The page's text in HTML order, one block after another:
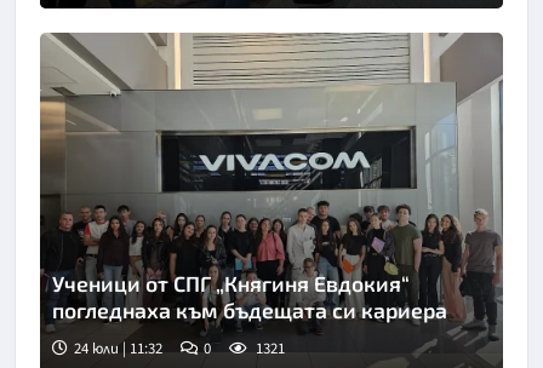
Ученици от СПГ „Княгиня Евдокия“
погледнаха към бъдещата си кариера
24 юли | 11:32 0 1321